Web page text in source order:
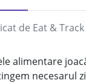
de Eat & Track
alimentare
necesarul